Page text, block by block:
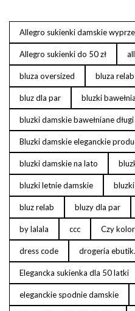
Allegro sukienki damskie
Allegro sukienki do 50 zł
bluza oversized bluza relab
bluz dla par bluzki
bluzki damskie bawełniane
Bluzki damskie eleganckie
bluzki damskie na lato
bluzki letnie damskie
bluz relab bluzy dla par
by lalala ccc Czy
dress code drogeria
Elegancka sukienka dla 50 latki
eleganckie spodnie damskie